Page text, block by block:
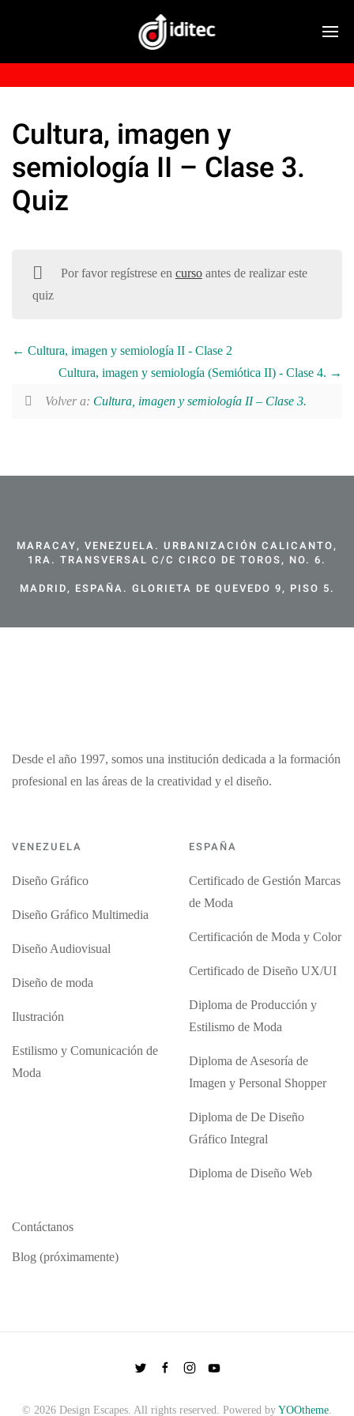
Cultura, imagen y
semiología II – Clase 3.
Quiz
Por favor regístrese en cursoantes de realizar este
quiz
Cultura, imagen y semiología II - Clase 2
Cultura, imagen y semiología (Semiótica II) - Clase 4.
Volver a: Cultura, imagen y semiología II – Clase 3.
MARACAY, VENEZUELA. URBANIZACIÓN CALICANTO,
1RA. TRANSVERSAL C/C CIRCO DE TOROS, NO. 6.
MADRID, ESPAÑA. GLORIETA DE QUEVEDO 9, PISO 5.
Desde el año 1997, somos una institución dedicada a la formación
profesional en las áreas de la creatividad y el diseño.
VENEZUELA
Diseño Gráfico
Diseño Gráfico Multimedia
Diseño Audiovisual
Diseño de moda
Ilustración
Estilismo y Comunicación de
Moda
ESPAÑA
Certificado de Gestión Marcas
de Moda
Certificación de Moda y Color
Certificado de Diseño UX/UI
Diploma de Producción y
Estilismo de Moda
Diploma de Asesoría de
Imagen y Personal Shopper
Diploma de De Diseño
Gráfico Integral
Diploma de Diseño Web
Contáctanos
Blog (próximamente)
© 2026 Design Escapes. All rights reserved. Powered by YOOtheme.